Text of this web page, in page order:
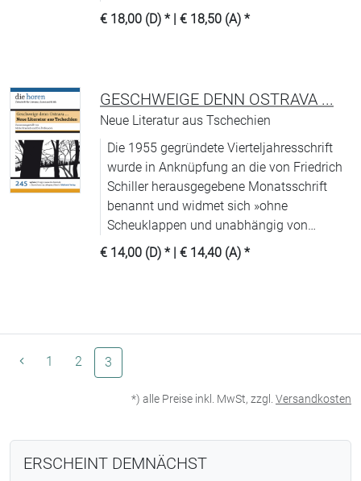
Moden« (WDR) allen Aspekten
zeitgenössischer Literatur.
€ 18,00 (D) * | € 18,50 (A) *
GESCHWEIGE DENN OSTRAVA ...
Neue Literatur aus Tschechien
Die 1955 gegründete Vierteljahresschrift
wurde in Anknüpfung an die von Friedrich
Schiller herausgegebene Monatsschrift
benannt und widmet sich »ohne
Scheuklappen und unabhängig von
Moden« (WDR) allen Aspekten
zeitgenössischer Literatur.
€ 14,00 (D) * | € 14,40 (A) *
1 2 3
*) alle Preise inkl. MwSt, zzgl. Versandkosten
ERSCHEINT DEMNÄCHST